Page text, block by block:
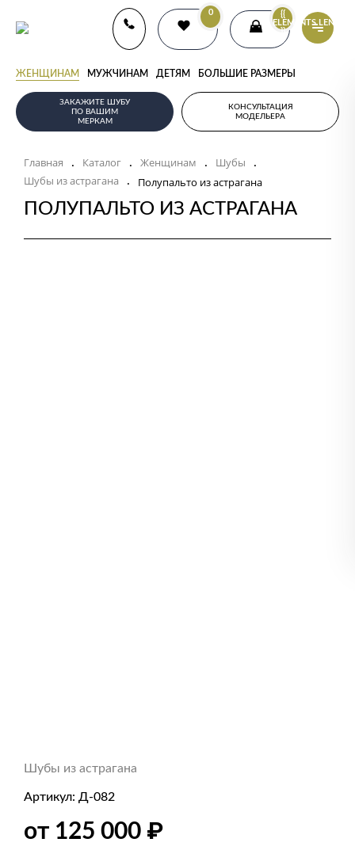
0
{{
ELEMENTS.LENGTH
}}
ЖЕНЩИНАМ МУЖЧИНАМ ДЕТЯМ БОЛЬШИЕ РАЗМЕРЫ
ЗАКАЖИТЕ ШУБУ
ПО ВАШИМ
МЕРКАМ
КОНСУЛЬТАЦИЯ
МОДЕЛЬЕРА
Главная . Каталог . Женщинам . Шубы .
Шубы из астрагана . Полупальто из астрагана
ПОЛУПАЛЬТО ИЗ АСТРАГАНА
Шубы из астрагана
Артикул: Д-082
от 125 000 ₽